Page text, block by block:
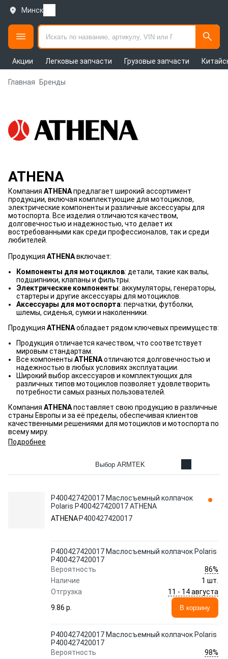
Минск
Акции Легковые запчасти Грузовые запчасти
Главная Бренды
ATHENA
Компания ATHENAпредлагает широкий ассортимент
продукции, включая комплектующие для мотоциклов,
электрические компоненты и различные аксессуары для
мотоспорта. Все изделия отличаются качеством,
долговечностью и надежностью, что делает их
востребованными как среди профессионалов, так и среди
любителей.
Продукция ATHENAвключает:
Компоненты для мотоциклов: детали, такие как валы,
подшипники, клапаны и фильтры.
Электрические компоненты: аккумуляторы, генераторы,
стартеры и другие аксессуары для мотоциклов.
Аксессуары для мотоспорта: перчатки, футболки,
шлемы, сиденья, сумки и наколенники.
Продукция ATHENAобладает рядом ключевых преимуществ:
Продукция отличается качеством, что соответствует
мировым стандартам.
Все компоненты ATHENAотличаются долговечностью и
надежностью в любых условиях эксплуатации.
Широкий выбор аксессуаров и комплектующих для
различных типов мотоциклов позволяет удовлетворить
потребности самых разных пользователей.
Компания ATHENAпоставляет свою продукцию в различные
страны Европы и за её пределы, обеспечивая клиентов
качественными решениями для мотоциклов и мотоспорта по
всему миру.
Подробнее
Выбор ARMTEK
P400427420017 Маслосъемный колпачок
Polaris P400427420017 ATHENA
ATHENA P400427420017
P400427420017 Маслосъемный колпачок Polaris
P400427420017
Вероятность
86%
Наличие
1 шт.
Отгрузка
11 - 14 августа
9.86 p.
В корзину
P400427420017 Маслосъемный колпачок Polaris
P400427420017
Вероятность
98%